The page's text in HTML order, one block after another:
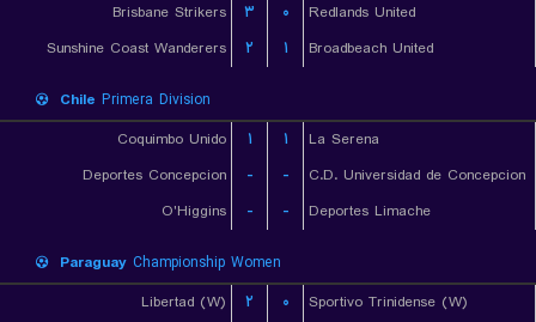
Brisbane Strikers
۳ ۰
Redlands United
Sunshine Coast Wanderers
۲ ۱ Broadbeach United
Chile Primera Division
Coquimbo Unido
۱ ۱
La Serena
Deportes Concepcion
- -
C.D. Universidad de Concepcion
O'Higgins
- - Deportes Limache
Paraguay Championship Women
Libertad (W)
۲ ۰
Sportivo Trinidense (W)